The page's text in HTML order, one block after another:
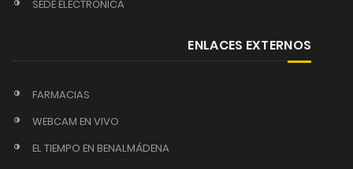
SEDE ELECTRÓNICA
ENLACES EXTERNOS
FARMACIAS
WEBCAM EN VIVO
EL TIEMPO EN BENALMÁDENA